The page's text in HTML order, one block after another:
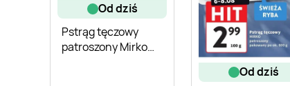
od dziś
Pstrąg tęczowy
patroszony Mirko
od dziś